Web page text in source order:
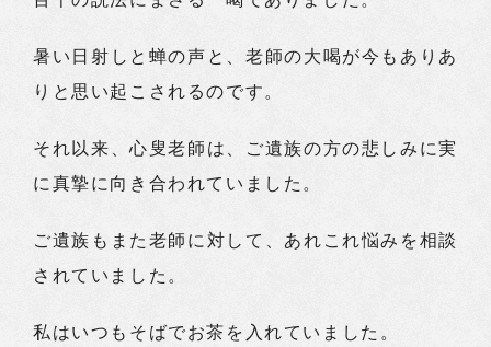
暑い日射しと蝉の声と、老師の大喝が今もありあ
りと思い起こされるのです。
それ以来、心叟老師は、ご遺族の方の悲しみに実
に真摯に向き合われていました。
ご遺族もまた老師に対して、あれこれ悩みを相談
されていました。
私はいつもそばでお茶を入れていました。